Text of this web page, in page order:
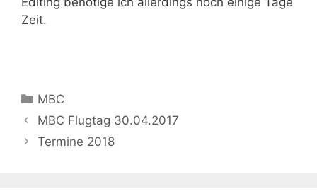
Zeit.
Kategorien
MBC
MBC Flugtag 30.04.2017
Termine 2018